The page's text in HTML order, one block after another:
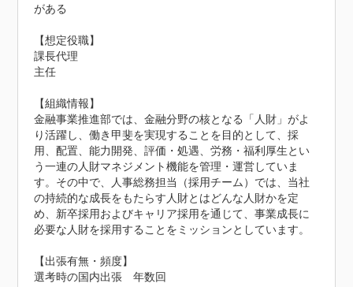
がある
【想定役職】
課長代理
主任
【組織情報】
金融事業推進部では、金融分野の核となる「人財」がよ
り活躍し、働き甲斐を実現することを目的として、採
用、配置、能力開発、評価・処遇、労務・福利厚生とい
う一連の人財マネジメント機能を管理・運営していま
す。その中で、人事総務担当（採用チーム）では、当社
の持続的な成長をもたらす人財とはどんな人財かを定
め、新卒採用およびキャリア採用を通じて、事業成長に
必要な人財を採用することをミッションとしています。
【出張有無・頻度】
選考時の国内出張　年数回